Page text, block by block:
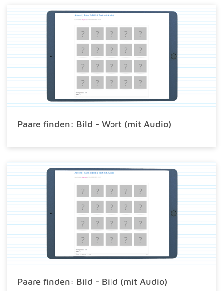
Paare finden: Bild - Wort (mit Audio)
Paare finden: Bild - Bild (mit Audio)